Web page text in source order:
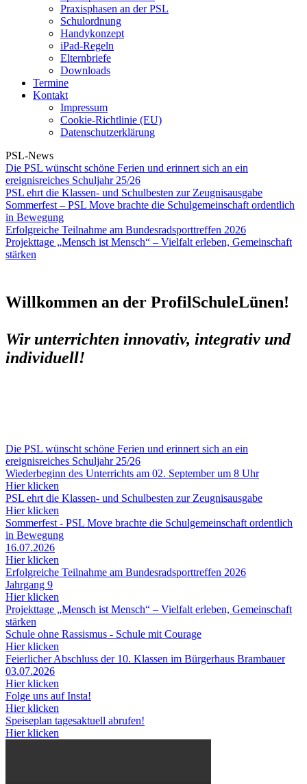
Praxisphasen an der PSL
Schulordnung
Handykonzept
iPad-Regeln
Elternbriefe
Downloads
Termine
Kontakt
Impressum
Cookie-Richtlinie (EU)
Datenschutzerklärung
PSL-News
Die PSL wünscht schöne Ferien und erinnert sich an ein
ereignisreiches Schuljahr 25/26
PSL ehrt die Klassen- und Schulbesten zur Zeugnisausgabe
Sommerfest – PSL Move brachte die Schulgemeinschaft ordentlich
in Bewegung
Erfolgreiche Teilnahme am Bundesradsporttreffen 2026
Projekttage „Mensch ist Mensch“ – Vielfalt erleben, Gemeinschaft
stärken
Willkommen an der ProfilSchuleLünen!
Wir unterrichten innovativ, integrativ und
individuell!
Die PSL wünscht schöne Ferien und erinnert sich an ein
ereignisreiches Schuljahr 25/26
Wiederbeginn des Unterrichts am 02. September um 8 Uhr
Hier klicken
PSL ehrt die Klassen- und Schulbesten zur Zeugnisausgabe
Hier klicken
Sommerfest - PSL Move brachte die Schulgemeinschaft ordentlich
in Bewegung
16.07.2026
Hier klicken
Erfolgreiche Teilnahme am Bundesradsporttreffen 2026
Jahrgang 9
Hier klicken
Projekttage „Mensch ist Mensch“ – Vielfalt erleben, Gemeinschaft
stärken
Schule ohne Rassismus - Schule mit Courage
Hier klicken
Feierlicher Abschluss der 10. Klassen im Bürgerhaus Brambauer
03.07.2026
Hier klicken
Folge uns auf Insta!
Hier klicken
Speiseplan tagesaktuell abrufen!
Hier klicken